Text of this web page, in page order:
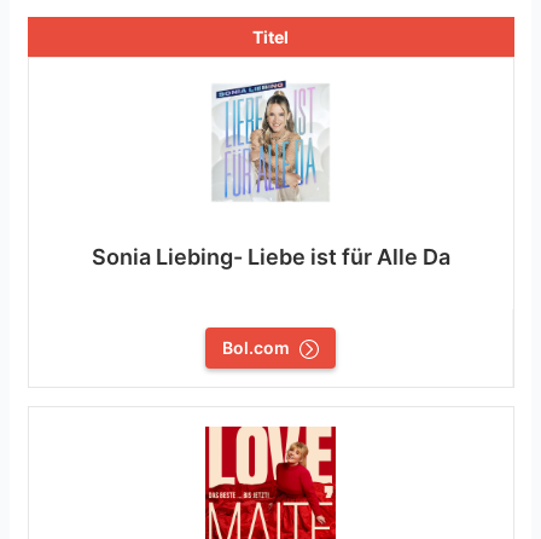
Titel
Sonia Liebing- Liebe ist für Alle Da
Bol.com